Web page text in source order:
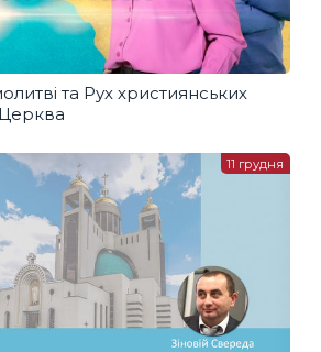
та Рух християнських
11 грудня